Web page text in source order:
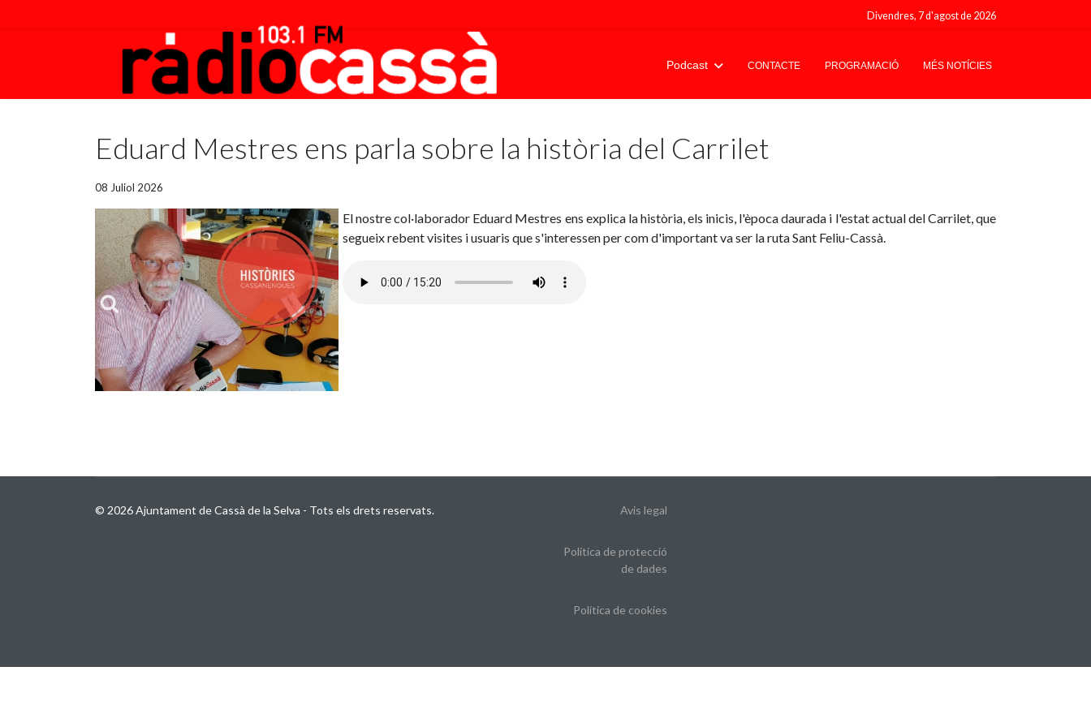
Divendres, 7 d'agost de 2026
Podcast CONTACTE PROGRAMACIÓ MÉS NOTÍCIES
Eduard Mestres ens parla sobre la història del Carrilet
08 Juliol 2026
El nostre col·laborador Eduard Mestres ens explica la història, els inicis, l'època daurada i l'estat actual del Carrilet, que
segueix rebent visites i usuaris que s'interessen per com d'important va ser la ruta Sant Feliu-Cassà.
© 2026 Ajuntament de Cassà de la Selva - Tots els drets reservats. Avis legal
Política de protecció
de dades
Política de cookies